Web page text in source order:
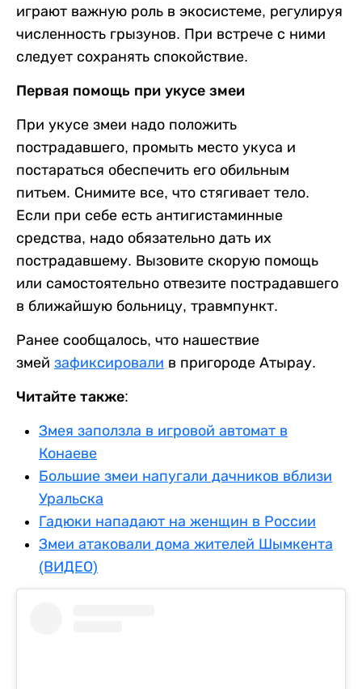
играют важную роль в экосистеме, регулируя
численность грызунов. При встрече с ними
следует сохранять спокойствие.
Первая помощь при укусе змеи
При укусе змеи надо положить
пострадавшего, промыть место укуса и
постараться обеспечить его обильным
питьем. Снимите все, что стягивает тело.
Если при себе есть антигистаминные
средства, надо обязательно дать их
пострадавшему. Вызовите скорую помощь
или самостоятельно отвезите пострадавшего
в ближайшую больницу, травмпункт.
Ранее сообщалось, что нашествие
змей зафиксировали в пригороде Атырау.
Читайте также:
Змея заползла в игровой автомат в
Конаеве
Большие змеи напугали дачников вблизи
Уральска
Гадюки нападают на женщин в России
Змеи атаковали дома жителей Шымкента
(ВИДЕО)